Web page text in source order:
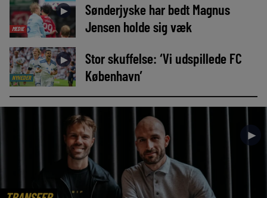
MEDIE
►
Sønderjyske har bedt Magnus
Jensen holde sig væk
NYHEDER
►
Stor skuffelse: ‘Vi udspillede FC
København’
►